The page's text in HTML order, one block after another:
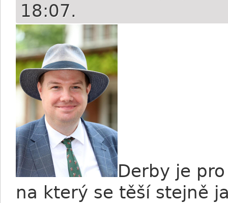
18:07.
Derby je
na který se těší stejně